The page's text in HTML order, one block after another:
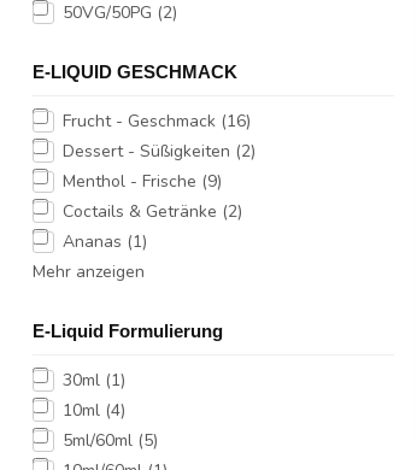
50VG/50PG (2)
E-LIQUID GESCHMACK
Frucht - Geschmack (16)
Dessert - Süßigkeiten (2)
Menthol - Frische (9)
Coctails & Getränke (2)
Ananas (1)
Mehr anzeigen
E-Liquid Formulierung
30ml (1)
10ml (4)
5ml/60ml (5)